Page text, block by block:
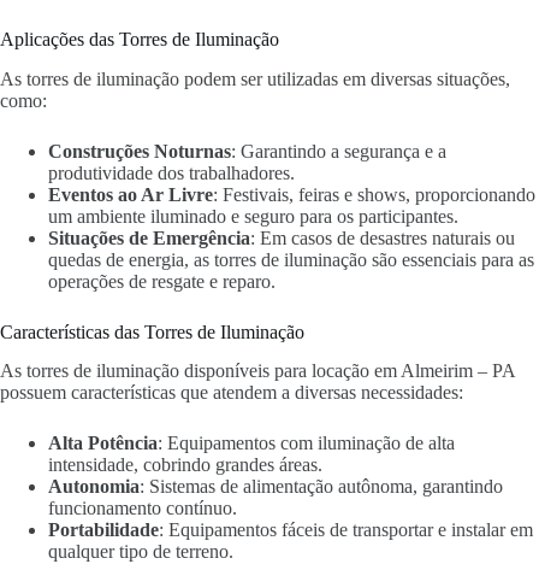
Aplicações das Torres de Iluminação
As torres de iluminação podem ser utilizadas em diversas situações,
como:
Construções Noturnas: Garantindo a segurança e a
produtividade dos trabalhadores.
Eventos ao Ar Livre: Festivais, feiras e shows, proporcionando
um ambiente iluminado e seguro para os participantes.
Situações de Emergência: Em casos de desastres naturais ou
quedas de energia, as torres de iluminação são essenciais para as
operações de resgate e reparo.
Características das Torres de Iluminação
As torres de iluminação disponíveis para locação em Almeirim – PA
possuem características que atendem a diversas necessidades:
Alta Potência: Equipamentos com iluminação de alta
intensidade, cobrindo grandes áreas.
Autonomia: Sistemas de alimentação autônoma, garantindo
funcionamento contínuo.
Portabilidade: Equipamentos fáceis de transportar e instalar em
qualquer tipo de terreno.